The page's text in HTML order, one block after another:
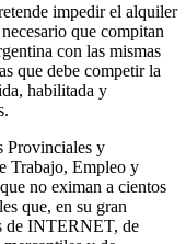
impedir el alquiler
que compitan
con las mismas
que debe competir la
habilitada y
Provinciales y
Trabajo, Empleo y
no eximan a cientos
que, en su gran
de INTERNET, de